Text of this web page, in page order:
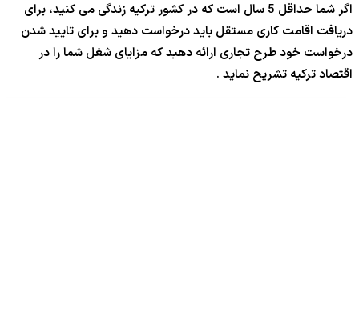
اگر شما حداقل 5 سال است که در کشور ترکیه زندگی می کنید، برای
دریافت اقامت کاری مستقل باید درخواست دهید و برای تایید شدن
درخواست خود طرح تجاری ارائه دهید که مزایای شغل شما را در
اقتصاد ترکیه تشریح نماید .